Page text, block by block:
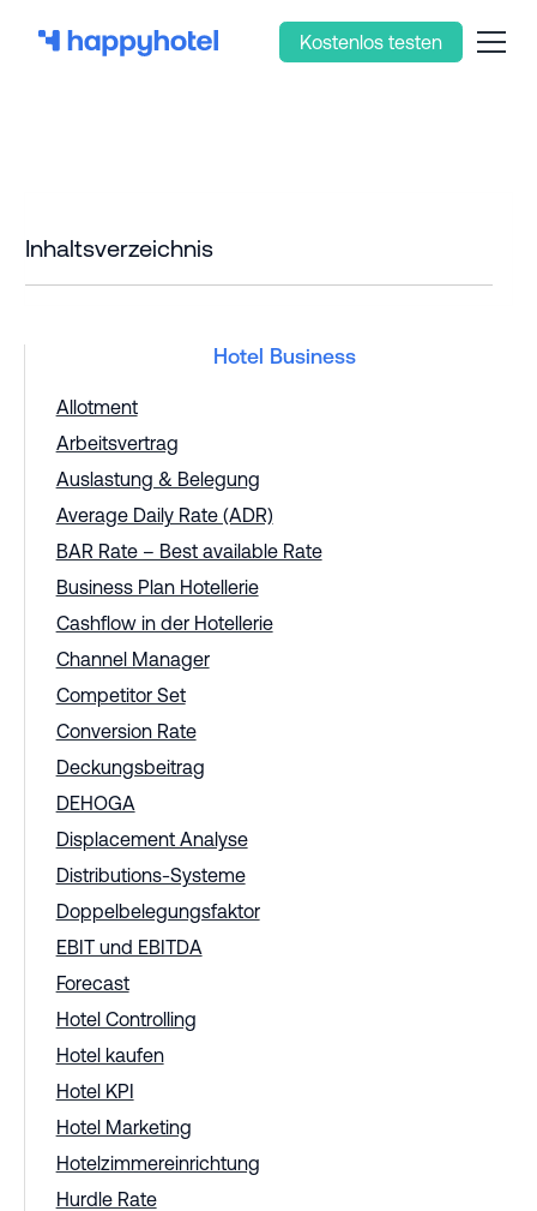
Kostenlos testen
Inhaltsverzeichnis
Hotel Business
Allotment
Arbeitsvertrag
Auslastung & Belegung
Average Daily Rate (ADR)
BAR Rate – Best available Rate
Business Plan Hotellerie
Cashflow in der Hotellerie
Channel Manager
Competitor Set
Conversion Rate
Deckungsbeitrag
DEHOGA
Displacement Analyse
Distributions-Systeme
Doppelbelegungsfaktor
EBIT und EBITDA
Forecast
Hotel Controlling
Hotel kaufen
Hotel KPI
Hotel Marketing
Hotelzimmereinrichtung
Hurdle Rate